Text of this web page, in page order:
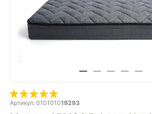
Артикул: 010101019293